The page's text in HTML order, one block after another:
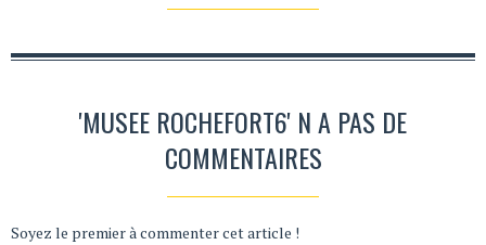
'MUSEE ROCHEFORT6' N A PAS DE
COMMENTAIRES
Soyez le premier à commenter cet article !